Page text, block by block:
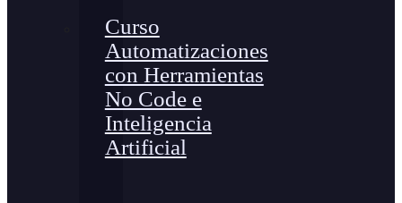
Curso
Automatizaciones
con Herramientas
No Code e
Inteligencia
Artificial